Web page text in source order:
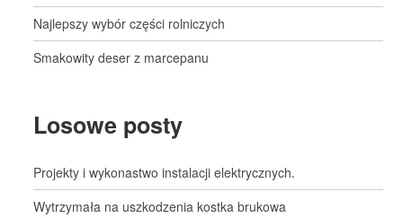
Najlepszy wybór części rolniczych
Smakowity deser z marcepanu
Losowe posty
Projekty i wykonastwo instalacji elektrycznych.
Wytrzymała na uszkodzenia kostka brukowa